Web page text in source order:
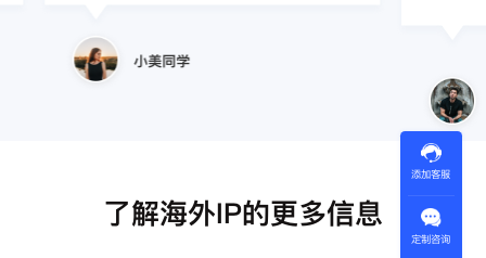
小美同学
王伟
了解海外IP的更多信息
添加客服
定制咨询